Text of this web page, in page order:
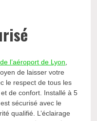
l’aéroport de Lyon
de laisser votre
le respect de tous les
de confort. Installé à 5
sécurisé avec le
qualifié. L’éclairage